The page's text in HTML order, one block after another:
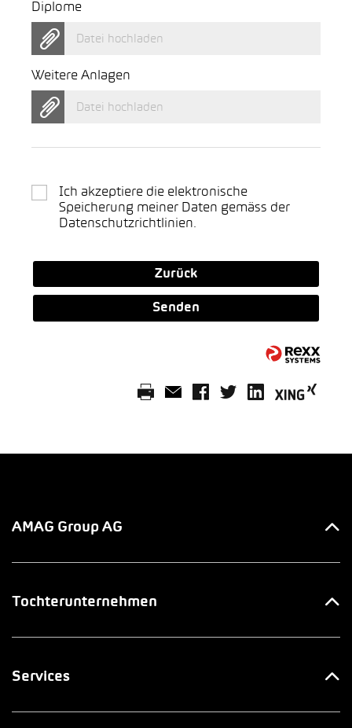
Diplome
Datei hochladen
Weitere Anlagen
Datei hochladen
Ich akzeptiere die elektronische
Speicherung meiner Daten gemäss der
Datenschutzrichtlinien.
Zurück
Senden
AMAG Group AG
AMAG Group Blog
Tochterunternehmen
Services